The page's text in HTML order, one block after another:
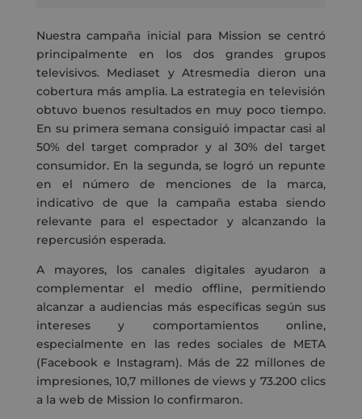
Nuestra campaña inicial para Mission se centró
principalmente en los dos grandes grupos
televisivos. Mediaset y Atresmedia dieron una
cobertura más amplia. La estrategia en televisión
obtuvo buenos resultados en muy poco tiempo.
En su primera semana consiguió impactar casi al
50% del target comprador y al 30% del target
consumidor. En la segunda, se logró un repunte
en el número de menciones de la marca,
indicativo de que la campaña estaba siendo
relevante para el espectador y alcanzando la
repercusión esperada.
A mayores, los canales digitales ayudaron a
complementar el medio offline, permitiendo
alcanzar a audiencias más específicas según sus
intereses y comportamientos online,
especialmente en las redes sociales de META
(Facebook e Instagram). Más de 22 millones de
impresiones, 10,7 millones de views y 73.200 clics
a la web de Mission lo confirmaron.